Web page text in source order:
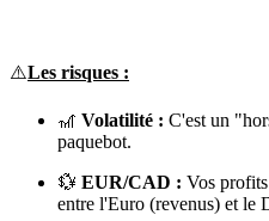
⚠️Les risques :
🎢 Volatilité : C'est un
paquebot.
💱 EUR/CAD : Vos
entre l'Euro (revenus) et le